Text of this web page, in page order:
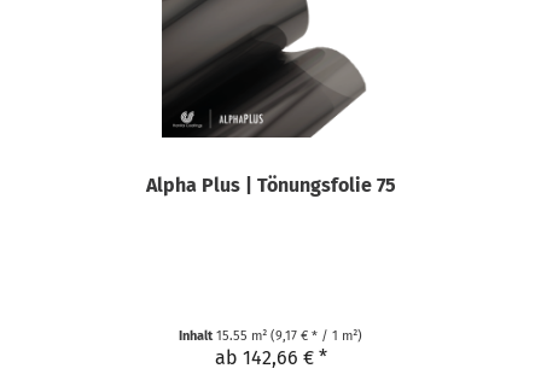
Alpha Plus | Tönungsfolie 75
Inhalt15.55 m²(9,17 € * / 1 m²)
ab 142,66 € *